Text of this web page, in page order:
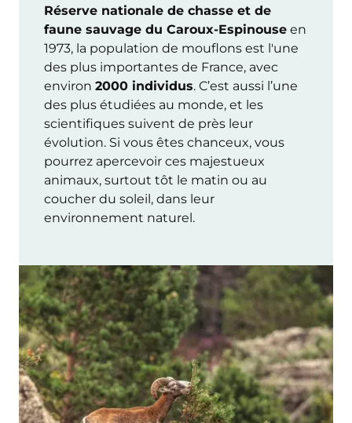
Réserve nationale de chasse et de
faune sauvage du Caroux-Espinouse en
1973, la population de mouflons est l'une
des plus importantes de France, avec
environ 2000 individus. C’est aussi l’une
des plus étudiées au monde, et les
scientifiques suivent de près leur
évolution. Si vous êtes chanceux, vous
pourrez apercevoir ces majestueux
animaux, surtout tôt le matin ou au
coucher du soleil, dans leur
environnement naturel.